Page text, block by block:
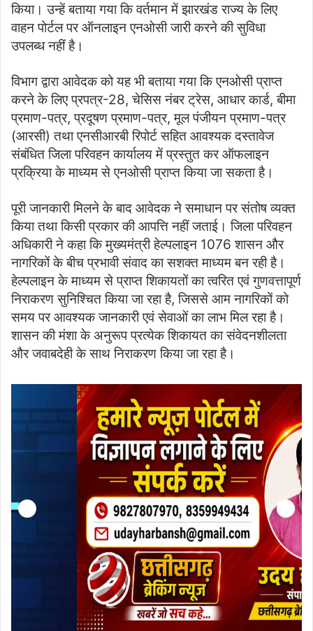
किया। उन्हें बताया गया कि वर्तमान में झारखंड राज्य के लिए
वाहन पोर्टल पर ऑनलाइन एनओसी जारी करने की सुविधा
उपलब्ध नहीं है।
विभाग द्वारा आवेदक को यह भी बताया गया कि एनओसी प्राप्त
करने के लिए प्रपत्र-28, चेसिस नंबर ट्रेस, आधार कार्ड, बीमा
प्रमाण-पत्र, प्रदूषण प्रमाण-पत्र, मूल पंजीयन प्रमाण-पत्र
(आरसी) तथा एनसीआरबी रिपोर्ट सहित आवश्यक दस्तावेज
संबंधित जिला परिवहन कार्यालय में प्रस्तुत कर ऑफलाइन
प्रक्रिया के माध्यम से एनओसी प्राप्त किया जा सकता है।
पूरी जानकारी मिलने के बाद आवेदक ने समाधान पर संतोष व्यक्त
किया तथा किसी प्रकार की आपत्ति नहीं जताई। जिला परिवहन
अधिकारी ने कहा कि मुख्यमंत्री हेल्पलाइन 1076 शासन और
नागरिकों के बीच प्रभावी संवाद का सशक्त माध्यम बन रही है।
हेल्पलाइन के माध्यम से प्राप्त शिकायतों का त्वरित एवं गुणवत्तापूर्ण
निराकरण सुनिश्चित किया जा रहा है, जिससे आम नागरिकों को
समय पर आवश्यक जानकारी एवं सेवाओं का लाभ मिल रहा है।
शासन की मंशा के अनुरूप प्रत्येक शिकायत का संवेदनशीलता
और जवाबदेही के साथ निराकरण किया जा रहा है।